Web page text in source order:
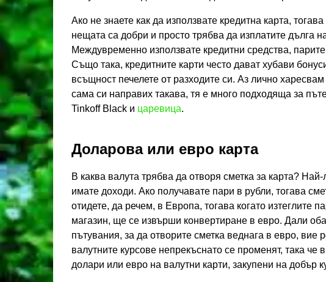
Ако не знаете как да използвате кредитна карта,
нещата са добри и просто трябва да изплатите дълга
Междувременно използвате кредитни средства,
Също така, кредитните карти често дават хубави
всъщност печелете от разходите си. Аз лично
сама си направих такава, тя е много подходяща за
Tinkoff Black и царевица.
Доларова или евро карта
В каква валута трябва да отворя сметка за карта?
имате доходи. Ако получавате пари в рубли, тогава
отидете, да речем, в Европа, тогава когато изтеглите
магазин, ще се извърши конвертиране в евро. Дали
пътувания, за да отворите сметка веднага в евро, вие
валутните курсове непрекъснато се променят, така че
долари или евро на валутни карти, закупени на добър